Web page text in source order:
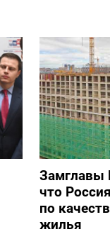
Замглавы
что
по
жилья